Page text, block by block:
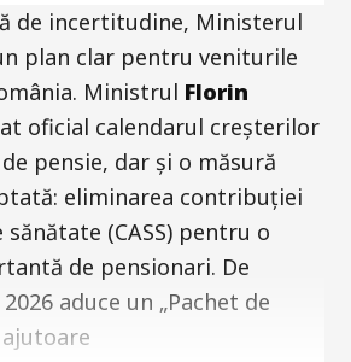
de incertitudine, Ministerul
plan clar pentru veniturile
Ministrul Florin
oficial calendarul creșterilor
pensie, dar și o măsură
eliminarea contribuției
(CASS) pentru o
de pensionari. De
aduce un „Pachet de